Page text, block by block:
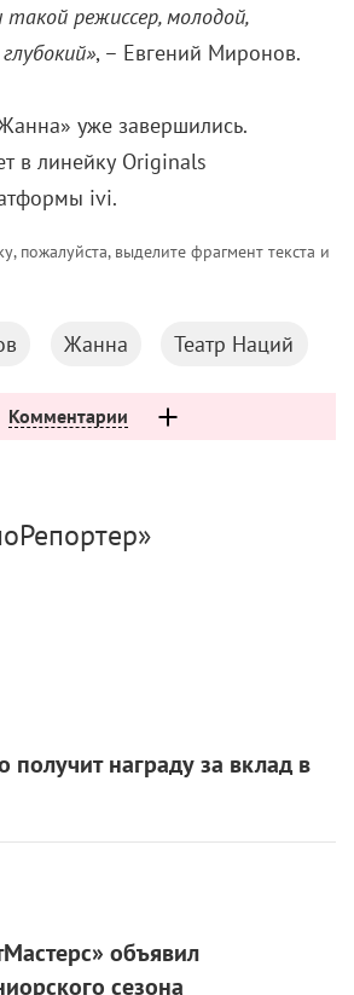
режиссер, молодой,
, – Евгений Миронов.
уже завершились.
в линейку Originals
ivi.
пожалуйста, выделите фрагмент текста и
Жанна Театр Наций
Комментарии
получит награду за вклад в
объявил
сезона